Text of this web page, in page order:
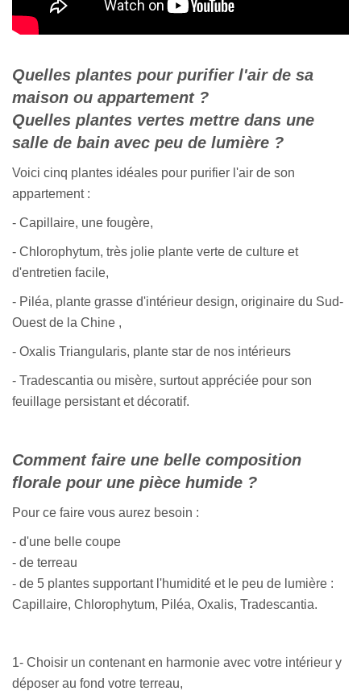
Quelles plantes pour purifier l'air de sa
maison ou appartement ?
Quelles plantes vertes mettre dans une
salle de bain avec peu de lumière ?
Voici cinq plantes idéales pour purifier l'air de son
appartement :
- Capillaire, une fougère,
- Chlorophytum, très jolie plante verte de culture et
d'entretien facile,
- Piléa, plante grasse d'intérieur design, originaire du Sud-
Ouest de la Chine ,
- Oxalis Triangularis, plante star de nos intérieurs
- Tradescantia ou misère, surtout appréciée pour son
feuillage persistant et décoratif.
Comment faire une belle composition
florale pour une pièce humide ?
Pour ce faire vous aurez besoin :
- d'une belle coupe
- de terreau
- de 5 plantes supportant l'humidité et le peu de lumière :
Capillaire, Chlorophytum, Piléa, Oxalis, Tradescantia.
1- Choisir un contenant en harmonie avec votre intérieur y
déposer au fond votre terreau,